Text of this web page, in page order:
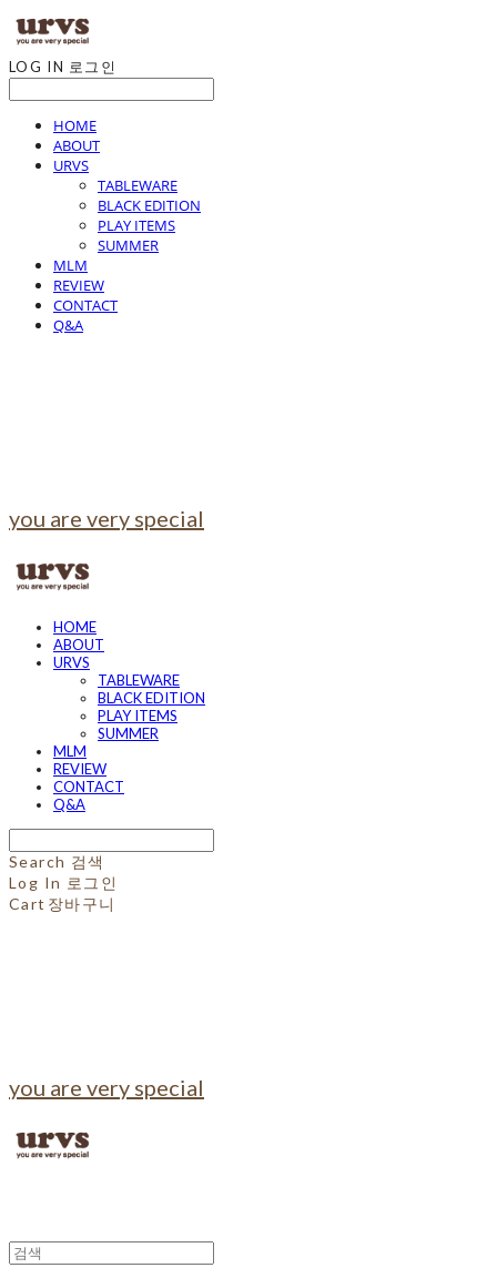
LOG IN 로그인
HOME
ABOUT
URVS
TABLEWARE
BLACK EDITION
PLAY ITEMS
SUMMER
MLM
REVIEW
CONTACT
Q&A
you are very special
HOME
ABOUT
URVS
TABLEWARE
BLACK EDITION
PLAY ITEMS
SUMMER
MLM
REVIEW
CONTACT
Q&A
Search 검색
Log In 로그인
Cart 장바구니
you are very special